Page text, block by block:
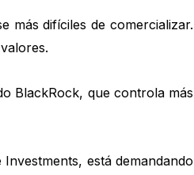
más difíciles de comercializar.
BlackRock, que controla más
está demandando